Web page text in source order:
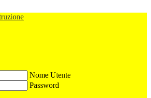
Nome Utente
Password